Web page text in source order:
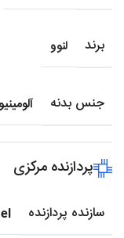
برند لنوو
جنس بدنه
پردازنده مرکزی
سازنده پردازنده